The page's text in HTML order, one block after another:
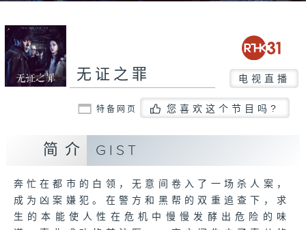
无证之罪 电视直播
特备网页 您喜欢这个节目吗?
简介 GIST
奔忙在都市的白领，无意间卷入了一场杀人案，
成为凶案嫌犯。在警方和黑帮的双重追查下，求
生的本能使人性在危机中慢慢发酵出危险的味